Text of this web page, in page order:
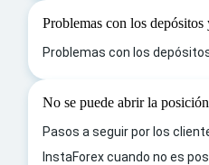
Problemas con los depósitos
Problemas con los
No se puede abrir la
Pasos a seguir por los
InstaForex cuando no es